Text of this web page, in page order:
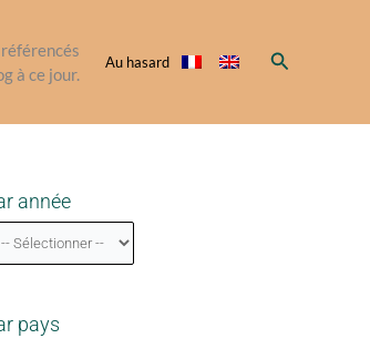
à ce jour.
Au hasard Rechercher
année
pays